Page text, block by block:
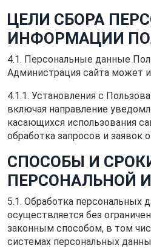
ЦЕЛИ СБОРА
ИНФОРМАЦИИ
4.1. Персональные данные
Администрация сайта может
4.1.1. Установления с
включая направление
касающихся использования
обработка запросов и заявок
СПОСОБЫ И
ПЕРСОНАЛЬНОЙ
5.1. Обработка персональных
осуществляется без
законным способом, в том
системах персональных